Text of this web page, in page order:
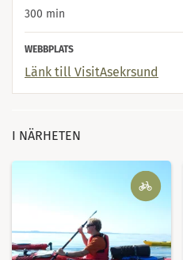
300 min
WEBBPLATS
Länk till VisitAsekrsund
I NÄRHETEN